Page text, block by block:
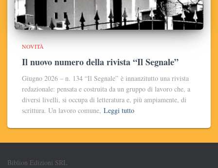
NOVITÀ
Il nuovo numero della rivista “Il Segnale”
Giugno 2026 – n. 134 “Il Segnale” è innanzitutto una rivista
redazionale: pensata e costruita da un gruppo di lavoro che, a
diversi livelli, si occupa di letteratura e, più ampiamente, di
scrittura. Un lavoro comune, Leggi tutto
Biblion Edizioni SRL